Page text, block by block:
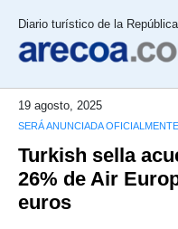
Diario turístico de la
19 agosto, 2025
SERÁ ANUNCIADA
Turkish sella
26% de Air
euros